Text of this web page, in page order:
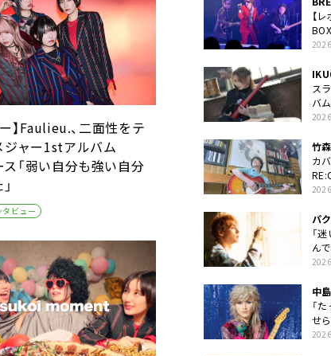
】Faulieu.、二面性をテ
ジャー1stアルバム
ス「弱い自分も強い自分
タビュー
【
ス
バ
ク
竹
カ
パ
「
ん
中
「
せ